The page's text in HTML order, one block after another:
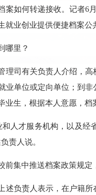
案如何转递接收。记者6
业创业提供便捷档案公
哪里？
理司有关负责人介绍，
业单位或定向单位；到
生，根据本人意愿，
人才服务机构，以及
责人说。
集中推送档案政策规
述负责人表示，在户籍